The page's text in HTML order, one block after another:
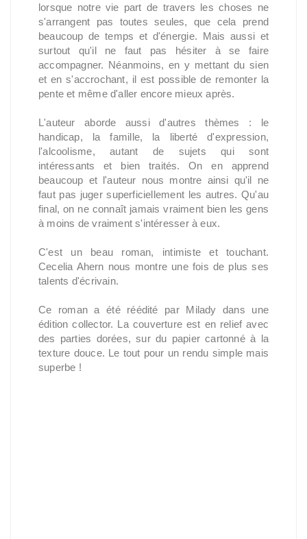
lorsque notre vie part de travers les choses ne
s'arrangent pas toutes seules, que cela prend
beaucoup de temps et d'énergie. Mais aussi et
surtout qu'il ne faut pas hésiter à se faire
accompagner. Néanmoins, en y mettant du sien
et en s'accrochant, il est possible de remonter la
pente et même d'aller encore mieux après.
L'auteur aborde aussi d'autres thèmes : le
handicap, la famille, la liberté d'expression,
l'alcoolisme, autant de sujets qui sont
intéressants et bien traités. On en apprend
beaucoup et l'auteur nous montre ainsi qu'il ne
faut pas juger superficiellement les autres. Qu'au
final, on ne connaît jamais vraiment bien les gens
à moins de vraiment s'intéresser à eux.
C'est un beau roman, intimiste et touchant.
Cecelia Ahern nous montre une fois de plus ses
talents d'écrivain.
Ce roman a été réédité par Milady dans une
édition collector. La couverture est en relief avec
des parties dorées, sur du papier cartonné à la
texture douce. Le tout pour un rendu simple mais
superbe !